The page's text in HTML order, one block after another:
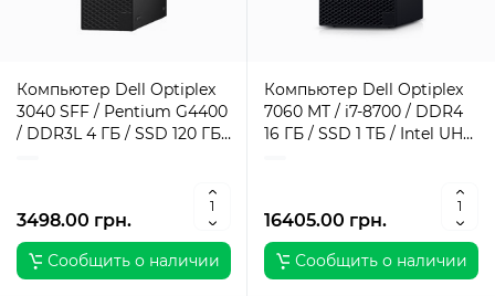
Компьютер Dell Optiplex
3040 SFF / Pentium G4400
/ DDR3L 4 ГБ / SSD 120 ГБ /
3498.00 грн.
Сообщить о наличии
Компьютер Dell Optiplex
7060 MT / i7-8700 / DDR4
16 ГБ / SSD 1 ТБ / Intel UHD
16405.00 грн.
Сообщить о наличии